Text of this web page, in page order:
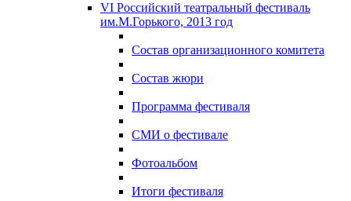
VI Российский театральный фестиваль
им.М.Горького, 2013 год
Состав организационного комитета
Состав жюри
Программа фестиваля
СМИ о фестивале
Фотоальбом
Итоги фестиваля